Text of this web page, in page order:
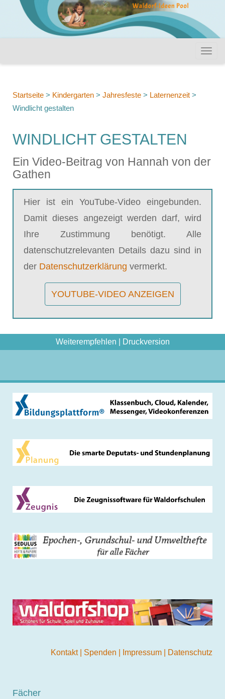
Startseite > Kindergarten > Jahresfeste > Laternenzeit >
Windlicht gestalten
WINDLICHT GESTALTEN
Ein Video-Beitrag von Hannah von der
Gathen
Hier ist ein YouTube-Video eingebunden.
Damit dieses angezeigt werden darf, wird
Ihre Zustimmung benötigt. Alle
datenschutzrelevanten Details dazu sind in
der Datenschutzerklärung vermerkt.
YOUTUBE-VIDEO ANZEIGEN
Weiterempfehlen Druckversion
Kontakt Spenden Impressum Datenschutz
Fächer